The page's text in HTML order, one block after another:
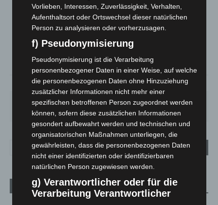
LANGENHAGEN
Mäßig Bewölkt
13.5°
79% 1.8m/s 44%
SO.
33°
MO.
27°
DI.
23°
MI.
26°
DO.
28
Aktuelle Beiträge
Vorlieben, Interessen, Zuverlässigkeit, Verhalten,
Aufenthaltsort oder Ortswechsel dieser natürlichen
Person zu analysieren oder vorherzusagen.
f) Pseudonymisierung
Pseudonymisierung ist die Verarbeitung
personenbezogener Daten in einer Weise, auf welche
die personenbezogenen Daten ohne Hinzuziehung
zusätzlicher Informationen nicht mehr einer
spezifischen betroffenen Person zugeordnet werden
können, sofern diese zusätzlichen Informationen
gesondert aufbewahrt werden und technischen und
organisatorischen Maßnahmen unterliegen, die
gewährleisten, dass die personenbezogenen Daten
nicht einer identifizierten oder identifizierbaren
natürlichen Person zugewiesen werden.
g) Verantwortlicher oder für die
Verarbeitung Verantwortlicher